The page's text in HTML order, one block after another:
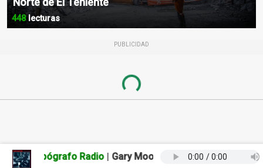
Norte de El Teniente
448lecturas
PUBLICIDAD
Loading...
El Tipógrafo Radio|Gary Moore- Still Got the Blues